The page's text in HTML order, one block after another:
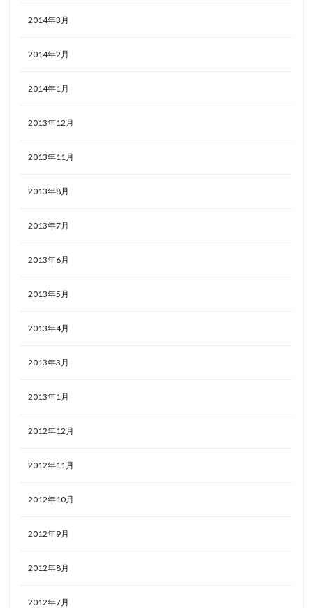
2014年3月
2014年2月
2014年1月
2013年12月
2013年11月
2013年8月
2013年7月
2013年6月
2013年5月
2013年4月
2013年3月
2013年1月
2012年12月
2012年11月
2012年10月
2012年9月
2012年8月
2012年7月